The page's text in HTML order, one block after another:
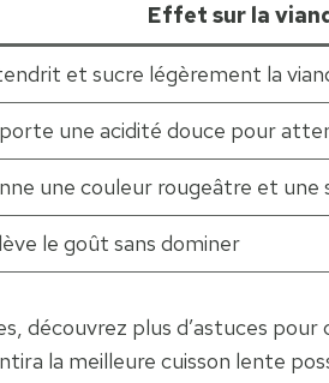
Effet sur la
et sucre légèrement la
une acidité douce pour
une couleur rougeâtre et une
le goût sans dominer
découvrez plus d’astuces pour
la meilleure cuisson lente